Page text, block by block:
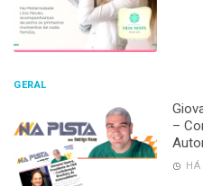
GERAL
–